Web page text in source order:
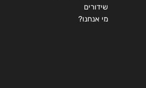
שידורים
מי אנחנו?